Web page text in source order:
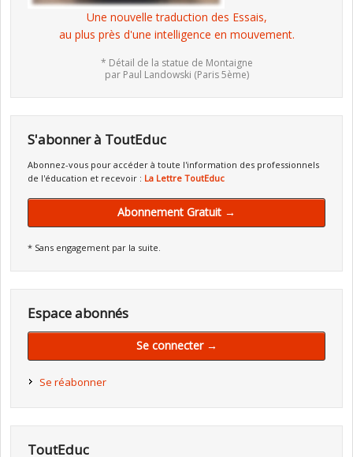
Une nouvelle traduction des Essais,
au plus près d'une intelligence en mouvement.
* Détail de la statue de Montaigne
par Paul Landowski (Paris 5ème)
S'abonner à ToutEduc
Abonnez-vous pour accéder à toute l'information des professionnels
de l'éducation et recevoir : La Lettre ToutEduc
Abonnement Gratuit →
* Sans engagement par la suite.
Espace abonnés
Se connecter →
Se réabonner
ToutEduc